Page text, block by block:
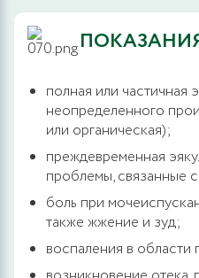
полная или частичная
неопределенного
или органическая);
преждевременная
проблемы, связанные
боль при
также жжение и зуд;
воспаления в области